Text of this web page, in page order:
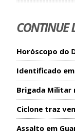
CONTINUE
Horóscopo do
Identificado
Brigada Militar
Ciclone traz
Assalto em